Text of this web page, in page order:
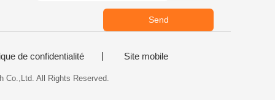
Send
de confidentialité Site mobile
Co.,Ltd. All Rights Reserved.